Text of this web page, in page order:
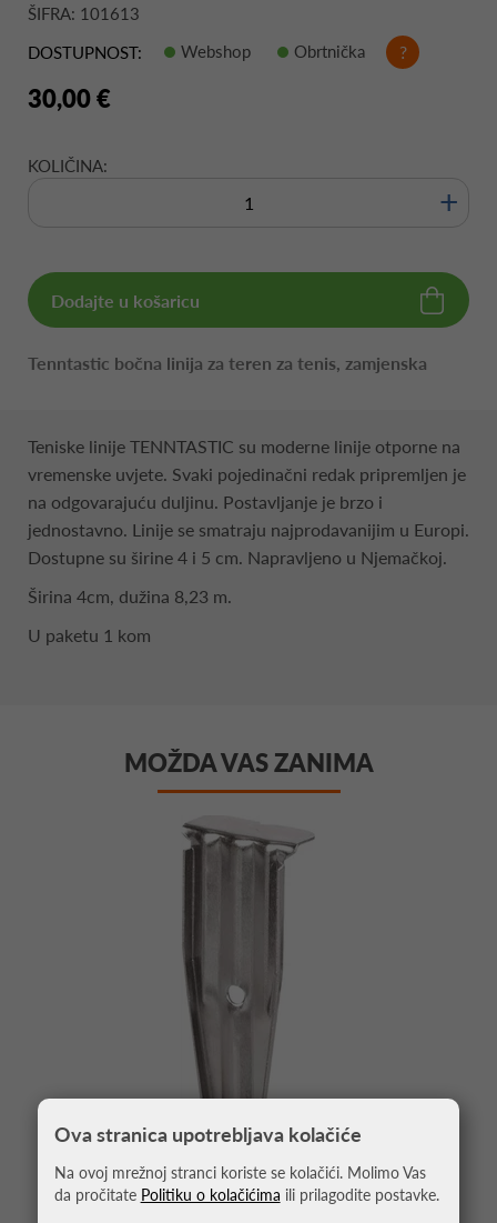
ŠIFRA: 101613
DOSTUPNOST:
Webshop Obrtnička ?
30,00 €
KOLIČINA:
+
Dodajte u košaricu
Tenntastic bočna linija za teren za tenis, zamjenska
Teniske linije TENNTASTIC su moderne linije otporne na
vremenske uvjete. Svaki pojedinačni redak pripremljen je
na odgovarajuću duljinu. Postavljanje je brzo i
jednostavno. Linije se smatraju najprodavanijim u Europi.
Dostupne su širine 4 i 5 cm. Napravljeno u Njemačkoj.
Širina 4cm, dužina 8,23 m.
U paketu 1 kom
MOŽDA VAS ZANIMA
KLIN ZA TENIS LINIJE ROSFRAJ
Ova stranica upotrebljava kolačiće
Na ovoj mrežnoj stranci koriste se kolačići. Molimo Vas
da pročitate Politiku o kolačićima ili prilagodite postavke.